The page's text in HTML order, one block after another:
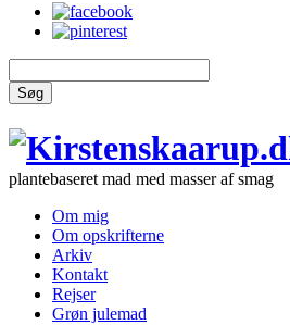
Søg
plantebaseret mad med masser af smag
Om mig
Om opskrifterne
Arkiv
Kontakt
Rejser
Grøn julemad